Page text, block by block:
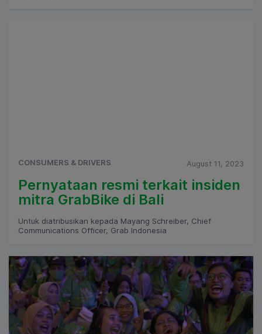
CONSUMERS & DRIVERS August 11, 2023
Pernyataan resmi terkait insiden
mitra GrabBike di Bali
Untuk diatribusikan kepada Mayang Schreiber, Chief
Communications Officer, Grab Indonesia